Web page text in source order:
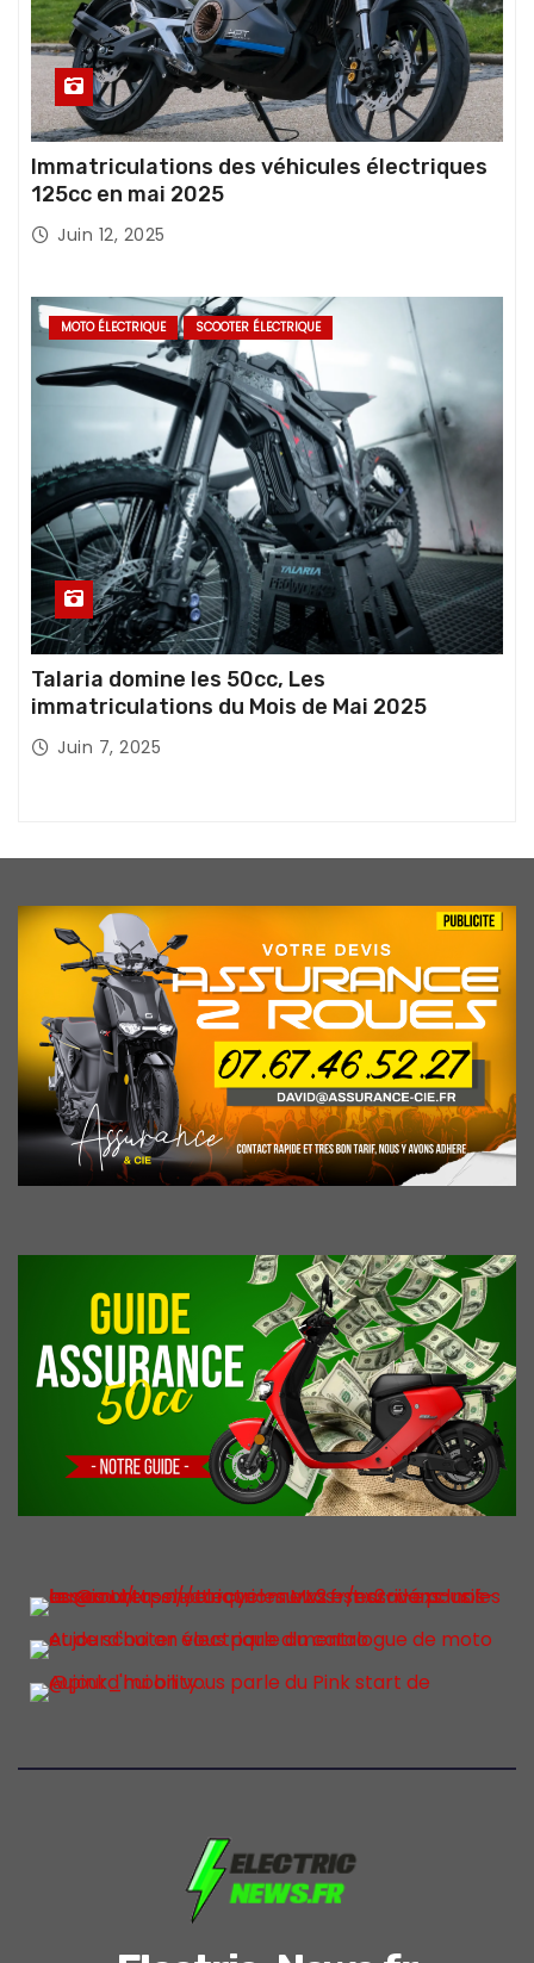
Immatriculations des véhicules électriques
125cc en mai 2025
Juin 12, 2025
MOTO ÉLECTRIQUE SCOOTER ÉLECTRIQUE
Talaria domine les 50cc, Les
immatriculations du Mois de Mai 2025
Juin 7, 2025